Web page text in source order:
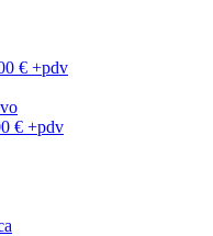
€ +pdv
€ +pdv